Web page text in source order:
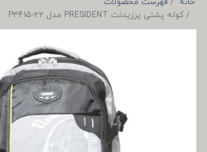
کوله پشتی پرزیدنت PRESIDENT مدل P3415-22